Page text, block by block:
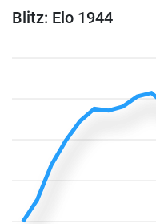
Blitz: Elo 1944